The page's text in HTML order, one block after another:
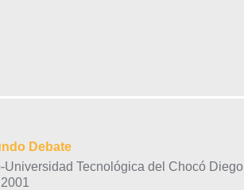
Debate
Tecnológica del Chocó Diego